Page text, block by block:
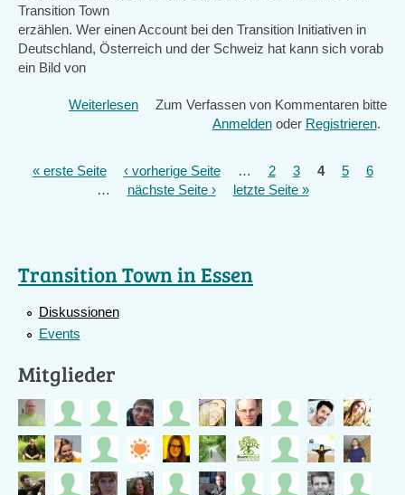
Transition Town
erzählen. Wer einen Account bei den Transition Initiativen in
Deutschland, Österreich und der Schweiz hat kann sich vorab
ein Bild von
Weiterlesen über
am
Dienstag
VHS
Zum Verfassen von Kommentaren bitte
Anmeldenoder Registrieren.
Seiten
« erste Seite ‹ vorherige Seite 2 3 4 5
6
nächste Seite › letzte Seite »
Transition Town in Essen
Diskussionen
Events
Mitglieder